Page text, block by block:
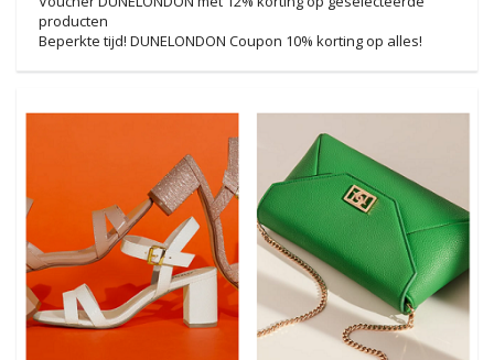
producten
Beperkte tijd! DUNELONDON Coupon 10% korting op alles!